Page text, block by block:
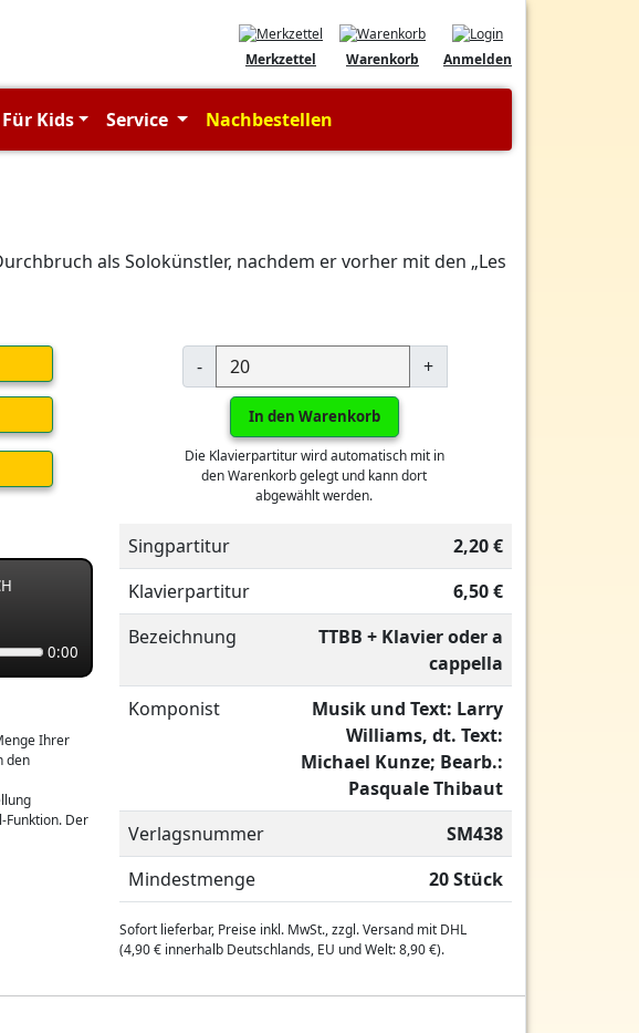
Anmelden
Warenkorb
Merkzettel
Für Kids Service Nachbestellen
als Solokünstler, nachdem er vorher mit den „Les
0:00
Ihrer
den
Funktion. Der
- +
In den Warenkorb
Die Klavierpartitur wird automatisch mit in
den Warenkorb gelegt und kann dort
abgewählt werden.
Singpartitur
2,20 €
Klavierpartitur
6,50 €
Bezeichnung
TTBB + Klavier oder a
cappella
Komponist
Musik und Text: Larry
Williams, dt. Text:
Michael Kunze; Bearb.:
Pasquale Thibaut
Verlagsnummer
SM438
Mindestmenge
20 Stück
Sofort lieferbar, Preise inkl. MwSt., zzgl. Versand mit DHL
(4,90 € innerhalb Deutschlands, EU und Welt: 8,90 €).